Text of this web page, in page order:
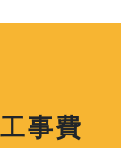
事費